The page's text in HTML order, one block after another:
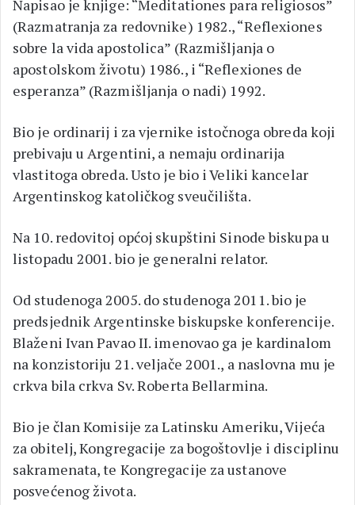
Napisao je knjige: “Meditationes para religiosos”
(Razmatranja za redovnike) 1982., “Reflexiones
sobre la vida apostolica” (Razmišljanja o
apostolskom životu) 1986., i “Reflexiones de
esperanza” (Razmišljanja o nadi) 1992.
Bio je ordinarij i za vjernike istočnoga obreda koji
prebivaju u Argentini, a nemaju ordinarija
vlastitoga obreda. Usto je bio i Veliki kancelar
Argentinskog katoličkog sveučilišta.
Na 10. redovitoj općoj skupštini Sinode biskupa u
listopadu 2001. bio je generalni relator.
Od studenoga 2005. do studenoga 2011. bio je
predsjednik Argentinske biskupske konferencije.
Blaženi Ivan Pavao II. imenovao ga je kardinalom
na konzistoriju 21. veljače 2001., a naslovna mu je
crkva bila crkva Sv. Roberta Bellarmina.
Bio je član Komisije za Latinsku Ameriku, Vijeća
za obitelj, Kongregacije za bogoštovlje i disciplinu
sakramenata, te Kongregacije za ustanove
posvećenog života.